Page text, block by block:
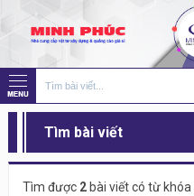
Tìm bài viết
Tìm được 2bài viết có từ khóa